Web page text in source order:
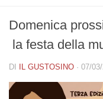
Domenica
la festa della
DI IL GUSTOSINO · 07/